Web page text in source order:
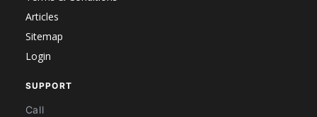
Articles
Sitemap
Login
SUPPORT
Call